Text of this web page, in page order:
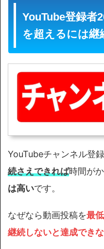
YouTube登録者
を超えるには継
YouTubeチャンネル登
続さえできれば時間が
は高いです。
なぜなら動画投稿を最
継続しないと達成でき